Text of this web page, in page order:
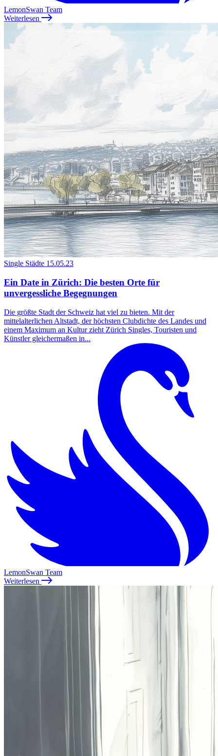
LemonSwan Team
Weiterlesen
Single Städte 15.05.23
Ein Date in Zürich: Die besten Orte für
unvergessliche Begegnungen
Die größte Stadt der Schweiz hat viel zu bieten. Mit der
mittelalterlichen Altstadt, der höchsten Clubdichte des Landes und
einem Maximum an Kultur zieht Zürich Singles, Touristen und
Künstler gleichermaßen in...
LemonSwan Team
Weiterlesen